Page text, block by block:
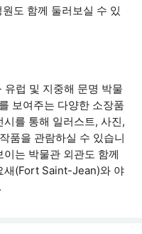
도 함께 둘러보실 수 있
럽 및 지중해 문명 박물
보여주는 다양한 소장품
를 통해 일러스트, 사진,
품을 관람하실 수 있습니
는 박물관 외관도 함께
새(Fort Saint-Jean)와 야